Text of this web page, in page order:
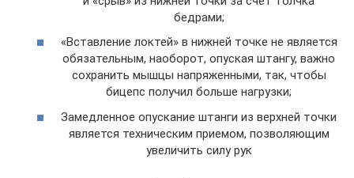
бедрами;
«Вставление локтей» в нижней точке не является
обязательным, наоборот, опуская штангу, важно
сохранить мышцы напряженными, так, чтобы
бицепс получил больше нагрузки;
Замедленное опускание штанги из верхней точки
является техническим приемом, позволяющим
увеличить силу рук